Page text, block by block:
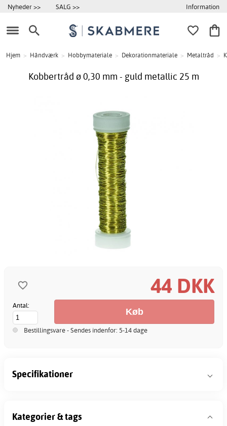
Nyheder >> SALG >> Information
Hjem > Håndværk > Hobbymateriale > Dekorationmateriale > Metaltråd >
Kobbertråd ø 0,30 mm - guld metallic 25 m
44 DKK
Antal:
Bestillingsvare - Sendes indenfor: 5-14 dage
Specifikationer
Kategorier & tags